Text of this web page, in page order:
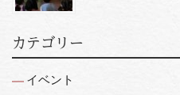
カテゴリー
イベント